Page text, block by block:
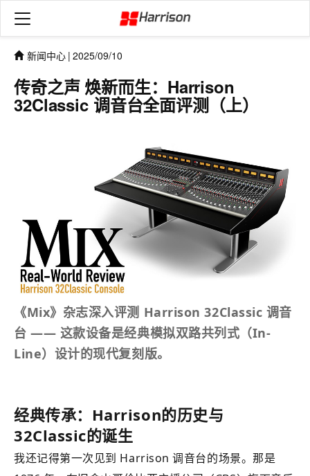
新闻中心 | 2025/09/10
传奇之声 焕新而生：Harrison
32Classic 调音台全面评测（上）
《Mix》杂志深入评测 Harrison 32Classic 调音
台 —— 这款设备是经典模拟双路共列式（In-
Line）设计的现代复刻版。
经典传承：Harrison的历史与
32Classic的诞生
我还记得第一次见到 Harrison 调音台的场景。那是